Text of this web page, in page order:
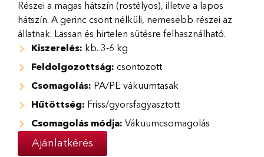
Részei a magas hátszín (rostélyos), illetve a lapos
hátszín. A gerinc csont nélküli, nemesebb részei az
állatnak. Lassan és hirtelen sütésre felhasználható.
Kiszerelés: kb. 3-6 kg
Feldolgozottság: csontozott
Csomagolás: PA/PE vákuumtasak
Hűtöttség: Friss/gyorsfagyasztott
Csomagolás módja: Vákuumcsomagolás
Ajánlatkérés